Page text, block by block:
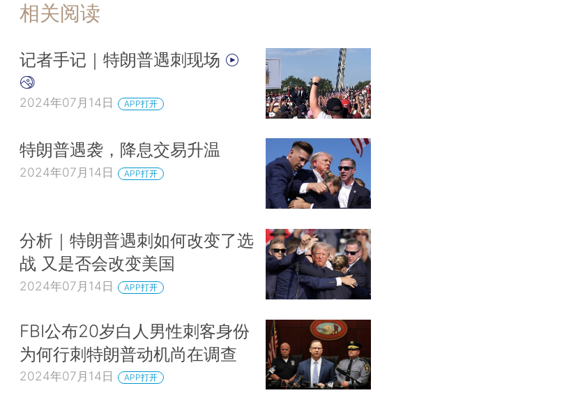
相关阅读
记者手记｜特朗普遇刺现场
2024年07月14日 APP打开
特朗普遇袭，降息交易升温
2024年07月14日 APP打开
分析｜特朗普遇刺如何改变了选
战 又是否会改变美国
2024年07月14日 APP打开
FBI公布20岁白人男性刺客身份
为何行刺特朗普动机尚在调查
2024年07月14日 APP打开